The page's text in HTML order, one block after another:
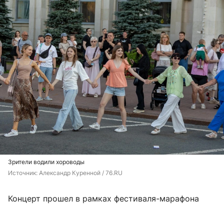
Зрители водили хороводы
Источник: Александр Куренной / 76.RU
Концерт прошел в рамках фестиваля-марафона